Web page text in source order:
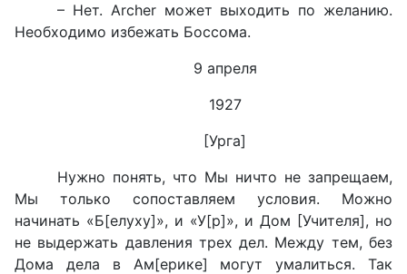
– Нет. Archer может выходить по желанию.
Необходимо избежать Боссома.
9 апреля
1927
[Урга]
Нужно понять, что Мы ничто не запрещаем,
Мы только сопоставляем условия. Можно
начинать «Б[елуху]», и «У[р]», и Дом [Учителя], но
не выдержать давления трех дел. Между тем, без
Дома дела в Ам[ерике] могут умалиться. Так